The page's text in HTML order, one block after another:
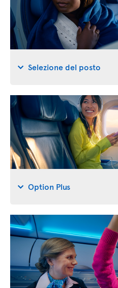
Selezione del posto
Option Plus